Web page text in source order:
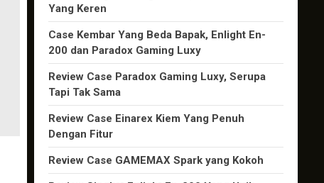
Yang Keren
Case Kembar Yang Beda Bapak, Enlight En-
200 dan Paradox Gaming Luxy
Review Case Paradox Gaming Luxy, Serupa
Tapi Tak Sama
Review Case Einarex Kiem Yang Penuh
Dengan Fitur
Review Case GAMEMAX Spark yang Kokoh